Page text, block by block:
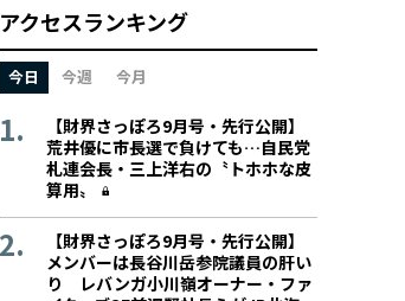
アクセスランキング
今日 今週 今月
【財界さっぽろ9月号・先行公開】
荒井優に市長選で負けても…自民党
札連会長・三上洋右の〝トホホな皮
算用〟
【財界さっぽろ9月号・先行公開】
メンバーは長谷川岳参院議員の肝い
り レバンガ小川嶺オーナー・ファ